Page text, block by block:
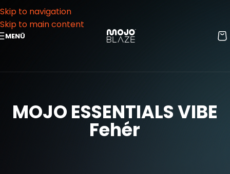
Skip to navigation
Skip to main content
MENÜ
MOJO ESSENTIALS VIBE
Fehér